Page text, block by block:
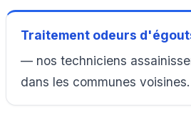
Traitement odeurs
— nos techniciens
dans les communes voisines.